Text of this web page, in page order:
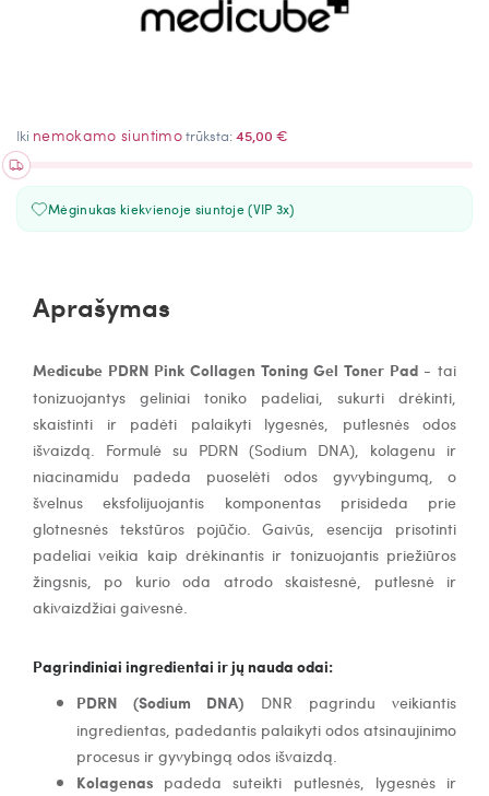
Iki nemokamo siuntimotrūksta:45,00 €
Mėginukas kiekvienoje siuntoje (VIP 3x)
Aprašymas
Medicube PDRN Pink Collagen Toning Gel Toner Pad- tai
tonizuojantys geliniai toniko padeliai, sukurti drėkinti,
skaistinti ir padėti palaikyti lygesnės, putlesnės odos
išvaizdą. Formulė su PDRN (Sodium DNA), kolagenu ir
niacinamidu padeda puoselėti odos gyvybingumą, o
švelnus eksfolijuojantis komponentas prisideda prie
glotnesnės tekstūros pojūčio. Gaivūs, esencija prisotinti
padeliai veikia kaip drėkinantis ir tonizuojantis priežiūros
žingsnis, po kurio oda atrodo skaistesnė, putlesnė ir
akivaizdžiai gaivesnė.
Pagrindiniai ingredientai ir jų nauda odai:
PDRN (Sodium DNA) DNR pagrindu veikiantis
ingredientas, padedantis palaikyti odos atsinaujinimo
procesus ir gyvybingą odos išvaizdą.
Kolagenas padeda suteikti putlesnės, lygesnės ir